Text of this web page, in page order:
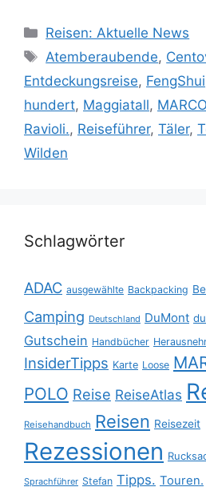
Kategorien
Reisen: Aktuelle News
Schlagwörter
Atemberaubende,
Entdeckungsreise, FengShui
hundert, Maggiatall, MARCO
Ravioli., Reiseführer, Täler,
Wilden
Schlagwörter
ADAC ausgewählte Backpacking
Camping Deutschland DuMont
Gutschein Handbücher
InsiderTipps Karte Loose
POLO Reise ReiseAtlas
Reisehandbuch Reisen Reisezeit
Rezessionen
Sprachführer Stefan Tipps. Touren.